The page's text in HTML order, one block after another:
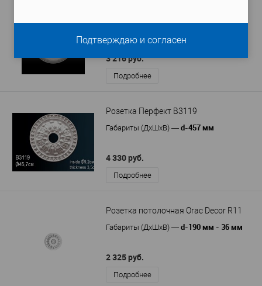
3 216 руб.
Подробнее
Розетка Перфект B3119
Габариты (ДхШхВ) — d-457 мм
4 330 руб.
Подробнее
Розетка потолочная Orac Decor R11
Габариты (ДхШхВ) — d-190 мм - 36 мм
2 325 руб.
Подробнее
Подтверждаю и согласен